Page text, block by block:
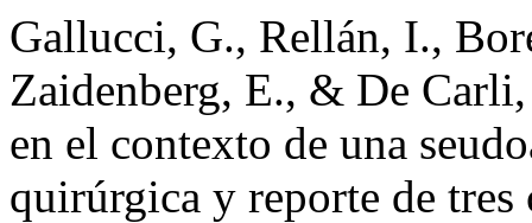
Gallucci, G., Rellán, I.,
Zaidenberg, E., & De
en el contexto de una
quirúrgica y reporte de tres